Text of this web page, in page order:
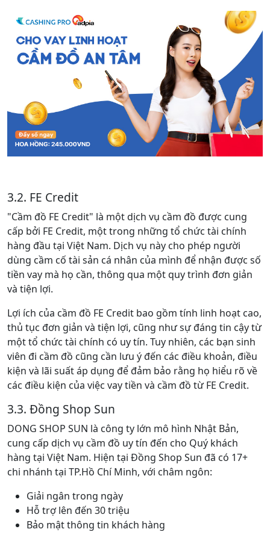
3.2. FE Credit
"Cầm đồ FE Credit" là một dịch vụ cầm đồ được cung
cấp bởi FE Credit, một trong những tổ chức tài chính
hàng đầu tại Việt Nam. Dịch vụ này cho phép người
dùng cầm cố tài sản cá nhân của mình để nhận được số
tiền vay mà họ cần, thông qua một quy trình đơn giản
và tiện lợi.
Lợi ích của cầm đồ FE Credit bao gồm tính linh hoạt cao,
thủ tục đơn giản và tiện lợi, cũng như sự đáng tin cậy từ
một tổ chức tài chính có uy tín. Tuy nhiên, các bạn sinh
viên đi cầm đồ cũng cần lưu ý đến các điều khoản, điều
kiện và lãi suất áp dụng để đảm bảo rằng họ hiểu rõ về
các điều kiện của việc vay tiền và cầm đồ từ FE Credit.
3.3. Đồng Shop Sun
DONG SHOP SUN là công ty lớn mô hình Nhật Bản,
cung cấp dịch vụ cầm đồ uy tín đến cho Quý khách
hàng tại Việt Nam. Hiện tại Đồng Shop Sun đã có 17+
chi nhánh tại TP.Hồ Chí Minh, với châm ngôn:
Giải ngân trong ngày
Hỗ trợ lên đến 30 triệu
Bảo mật thông tin khách hàng